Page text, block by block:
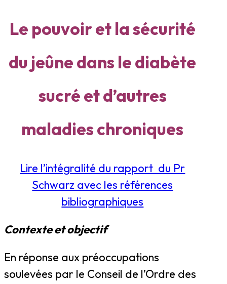
Le pouvoir et la sécurité
du jeûne dans le diabète
sucré et d’autres
maladies chroniques
Lire l’intégralité du rapport du Pr
Schwarz avec les références
bibliographiques
Contexte et objectif
En réponse aux préoccupations
soulevées par le Conseil de l’Ordre des